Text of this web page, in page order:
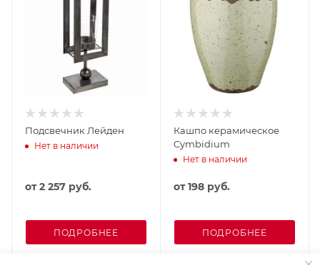
Подсвечник Лейден
Нет в наличии
от2 257 руб.
ПОДРОБНЕЕ
Кашпо керамическое
Cymbidium
Нет в наличии
от198 руб.
ПОДРОБНЕЕ